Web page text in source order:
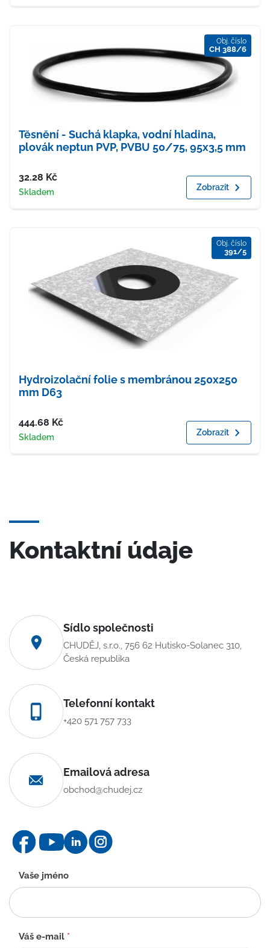
Obj. číslo
CH 388/6
Těsnění - Suchá klapka, vodní hladina,
plovák neptun PVP, PVBU 50/75, 95x3,5 mm
Cena
32.28 Kč
Dostupnost
Skladem Zobrazit
Obj. číslo
391/5
Hydroizolační folie s membránou 250x250
mm D63
Cena
444.68 Kč
Dostupnost
Skladem Zobrazit
Kontaktní údaje
Sídlo společnosti
CHUDĚJ, s.r.o., 756 62 Hutisko-Solanec 310,
Česká republika
Telefonní kontakt
+420 571 757 733
Emailová adresa
obchod@chudej.cz
Kontaktní
formulář
-
CZ
Vaše jméno
Váš e-mail *